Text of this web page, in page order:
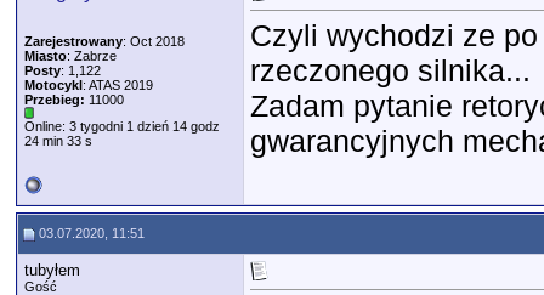
Zarejestrowany: Oct 2018
Miasto: Zabrze
Posty: 1,122
Motocykl: ATAS 2019
Przebieg: 11000
Online: 3 tygodni 1 dzień 14 godz
24 min 33 s
Czyli wychodzi ze
rzeczonego silnika...
Zadam pytanie
gwarancyjnych
03.07.2020, 11:51
tubyłem
Gość